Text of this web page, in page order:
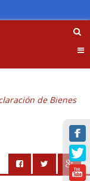
de Bienes